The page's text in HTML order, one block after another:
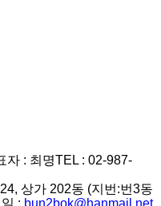
자 : 최명TEL : 02-987-
상가 202동 (지번:번3동